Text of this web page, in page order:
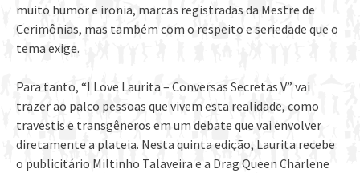
muito humor e ironia, marcas registradas da Mestre de
Cerimônias, mas também com o respeito e seriedade que o
tema exige.
Para tanto, “I Love Laurita – Conversas Secretas V” vai
trazer ao palco pessoas que vivem esta realidade, como
travestis e transgêneros em um debate que vai envolver
diretamente a plateia. Nesta quinta edição, Laurita recebe
o publicitário Miltinho Talaveira e a Drag Queen Charlene